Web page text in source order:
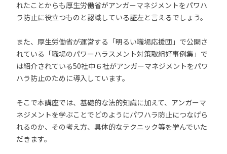
れたことからも厚生労働省がアンガーマネジメントをパワハ
ラ防止に役立つものと認識している証左と言えるでしょう。
また、厚生労働省が運営する「明るい職場応援団」で公開さ
れている「職場のパワーハラスメント対策取組好事例集」で
は紹介されている50社中６社がアンガーマネジメントをパワ
ハラ防止のために導入しています。
そこで本講座では、基礎的な法的知識に加えて、アンガーマ
ネジメントを学ぶことでどのようにパワハラ防止につなげら
れるのか、その考え方、具体的なテクニック等を学んでいた
だきます。